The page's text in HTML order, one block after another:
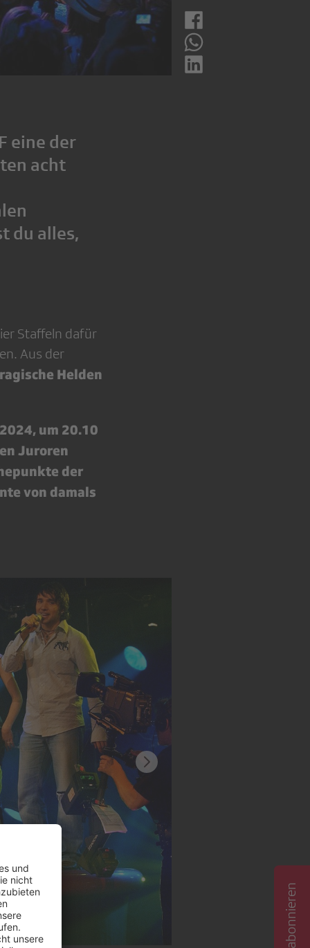
eine der
acht
du alles,
Staffeln dafür
Aus der
Helden
um 20.10
Juroren
der
von damals